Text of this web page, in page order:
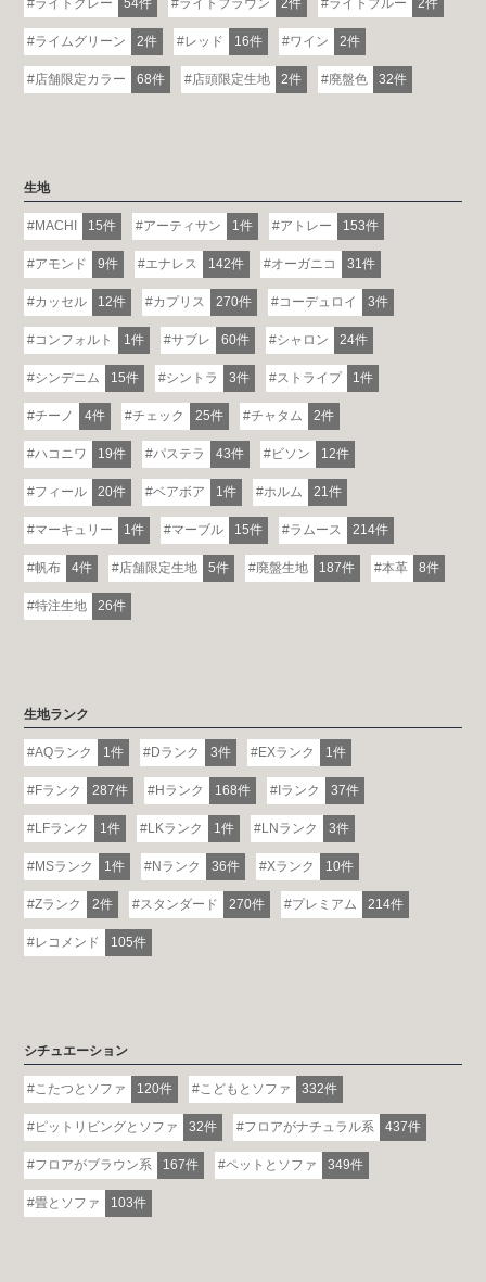
ライトグレー 54件 ライトブラウン 2件 ライトブルー 2件
ライムグリーン 2件 レッド 16件 ワイン 2件
店舗限定カラー 68件 店頭限定生地 2件 廃盤色 32件
生地
MACHI 15件 アーティサン 1件 アトレー 153件
アモンド 9件 エナレス 142件 オーガニコ 31件
カッセル 12件 カプリス 270件 コーデュロイ 3件
コンフォルト 1件 サブレ 60件 シャロン 24件
シンデニム 15件 シントラ 3件 ストライプ 1件
チーノ 4件 チェック 25件 チャタム 2件
ハコニワ 19件 パステラ 43件 ビソン 12件
フィール 20件 ベアボア 1件 ホルム 21件
マーキュリー 1件 マーブル 15件 ラムース 214件
帆布 4件 店舗限定生地 5件 廃盤生地 187件 本革 8件
特注生地 26件
生地ランク
AQランク 1件 Dランク 3件 EXランク 1件
Fランク 287件 Hランク 168件 Iランク 37件
LFランク 1件 LKランク 1件 LNランク 3件
MSランク 1件 Nランク 36件 Xランク 10件
Zランク 2件 スタンダード 270件 プレミアム 214件
レコメンド 105件
シチュエーション
こたつとソファ 120件 こどもとソファ 332件
ピットリビングとソファ 32件 フロアがナチュラル系 437件
フロアがブラウン系 167件 ペットとソファ 349件
畳とソファ 103件